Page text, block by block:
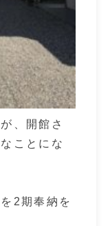
、開館さ
ことにな
2期奉納を